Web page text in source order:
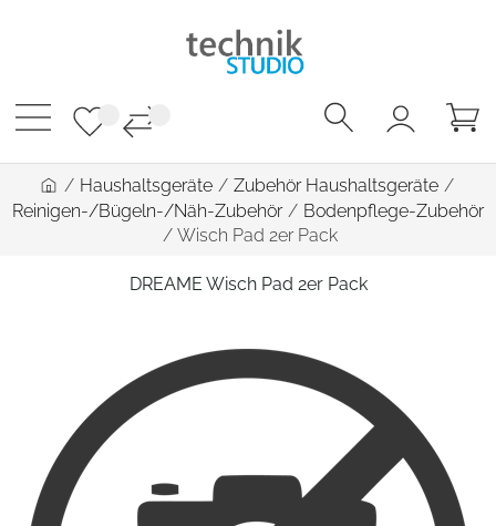
/ Haushaltsgeräte / Zubehör Haushaltsgeräte /
Reinigen-/Bügeln-/Näh-Zubehör / Bodenpflege-Zubehör
/ Wisch Pad 2er Pack
DREAME Wisch Pad 2er Pack